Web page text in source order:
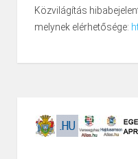
Közvilágítás
melynek elérhetősége: